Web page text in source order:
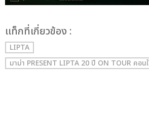
เเท็กที่เกี่ยวข้อง :
LIPTA
มาม่า PRESENT LIPTA 20 ปี ON TOUR คอ